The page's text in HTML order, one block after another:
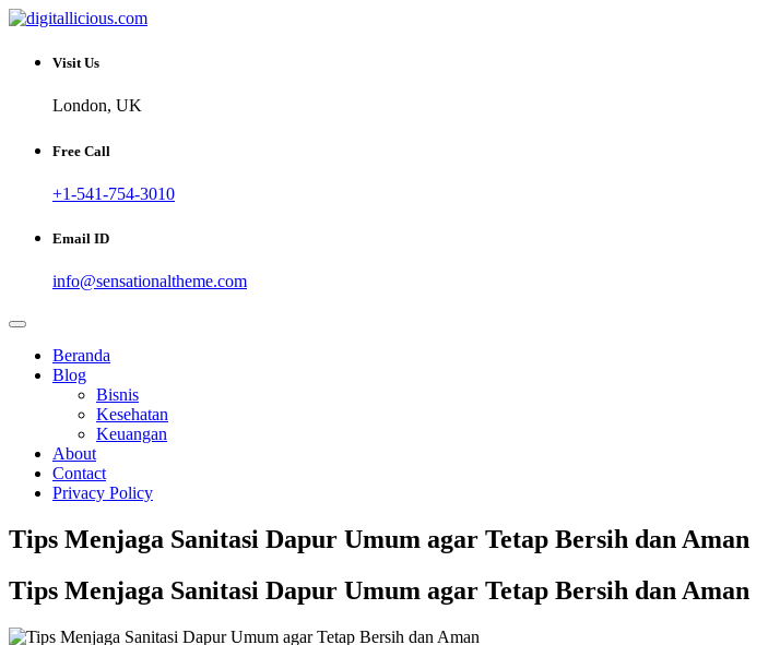
Skip
content
digitallicious.com
Sharing Digital Information
Visit Us
London, UK
Free Call
+1-541-754-3010
Email ID
info@sensationaltheme.com
Beranda
Blog
Bisnis
Kesehatan
Keuangan
About
Contact
Privacy Policy
Tips Menjaga Sanitasi Dapur Umum agar Tetap Bersih dan Aman
Tips Menjaga Sanitasi Dapur Umum agar Tetap Bersih dan Aman